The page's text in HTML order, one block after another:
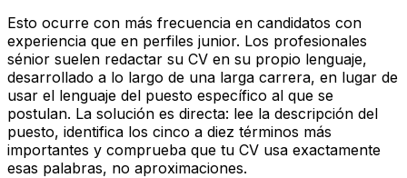
Esto ocurre con más frecuencia en candidatos con
experiencia que en perfiles junior. Los profesionales
sénior suelen redactar su CV en su propio lenguaje,
desarrollado a lo largo de una larga carrera, en lugar de
usar el lenguaje del puesto específico al que se
postulan. La solución es directa: lee la descripción del
puesto, identifica los cinco a diez términos más
importantes y comprueba que tu CV usa exactamente
esas palabras, no aproximaciones.